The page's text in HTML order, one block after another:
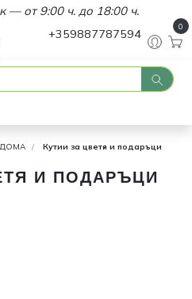
— от 9:00 ч. до 18:00 ч.
+359887787594
0
Кутии за цветя и подаръци
И ПОДАРЪЦИ